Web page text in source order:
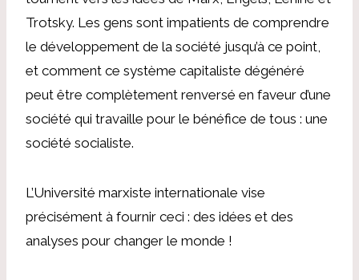
Trotsky. Les gens sont impatients de comprendre
le développement de la société jusqu’à ce point,
et comment ce système capitaliste dégénéré
peut être complètement renversé en faveur d’une
société qui travaille pour le bénéfice de tous : une
société socialiste.
L’Université marxiste internationale vise
précisément à fournir ceci : des idées et des
analyses pour changer le monde !